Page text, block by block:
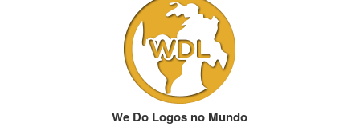
We Do Logos no Mundo